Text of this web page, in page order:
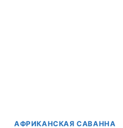
АФРИКАНСКАЯ САВАННА